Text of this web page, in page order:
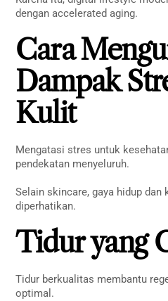
dengan accelerated aging.
Cara
Dampak
Kulit
Mengatasi stres untuk
pendekatan menyeluruh.
Selain skincare, gaya hidup
diperhatikan.
Tidur yang
Tidur berkualitas membantu
optimal.